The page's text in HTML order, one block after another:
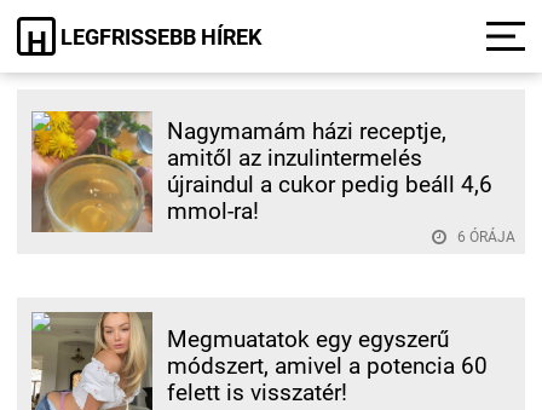
H LEGFRISSEBB HÍREK
Nagymamám házi receptje,
amitől az inzulintermelés
újraindul a cukor pedig beáll 4,6
mmol-ra!
6 ÓRÁJA
Megmuatatok egy egyszerű
módszert, amivel a potencia 60
felett is visszatér!